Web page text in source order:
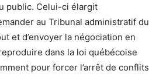
public. Celui-ci élargit
au Tribunal administratif du
et d’envoyer la négociation en
dans la loi québécoise
pour forcer l’arrêt de conflits